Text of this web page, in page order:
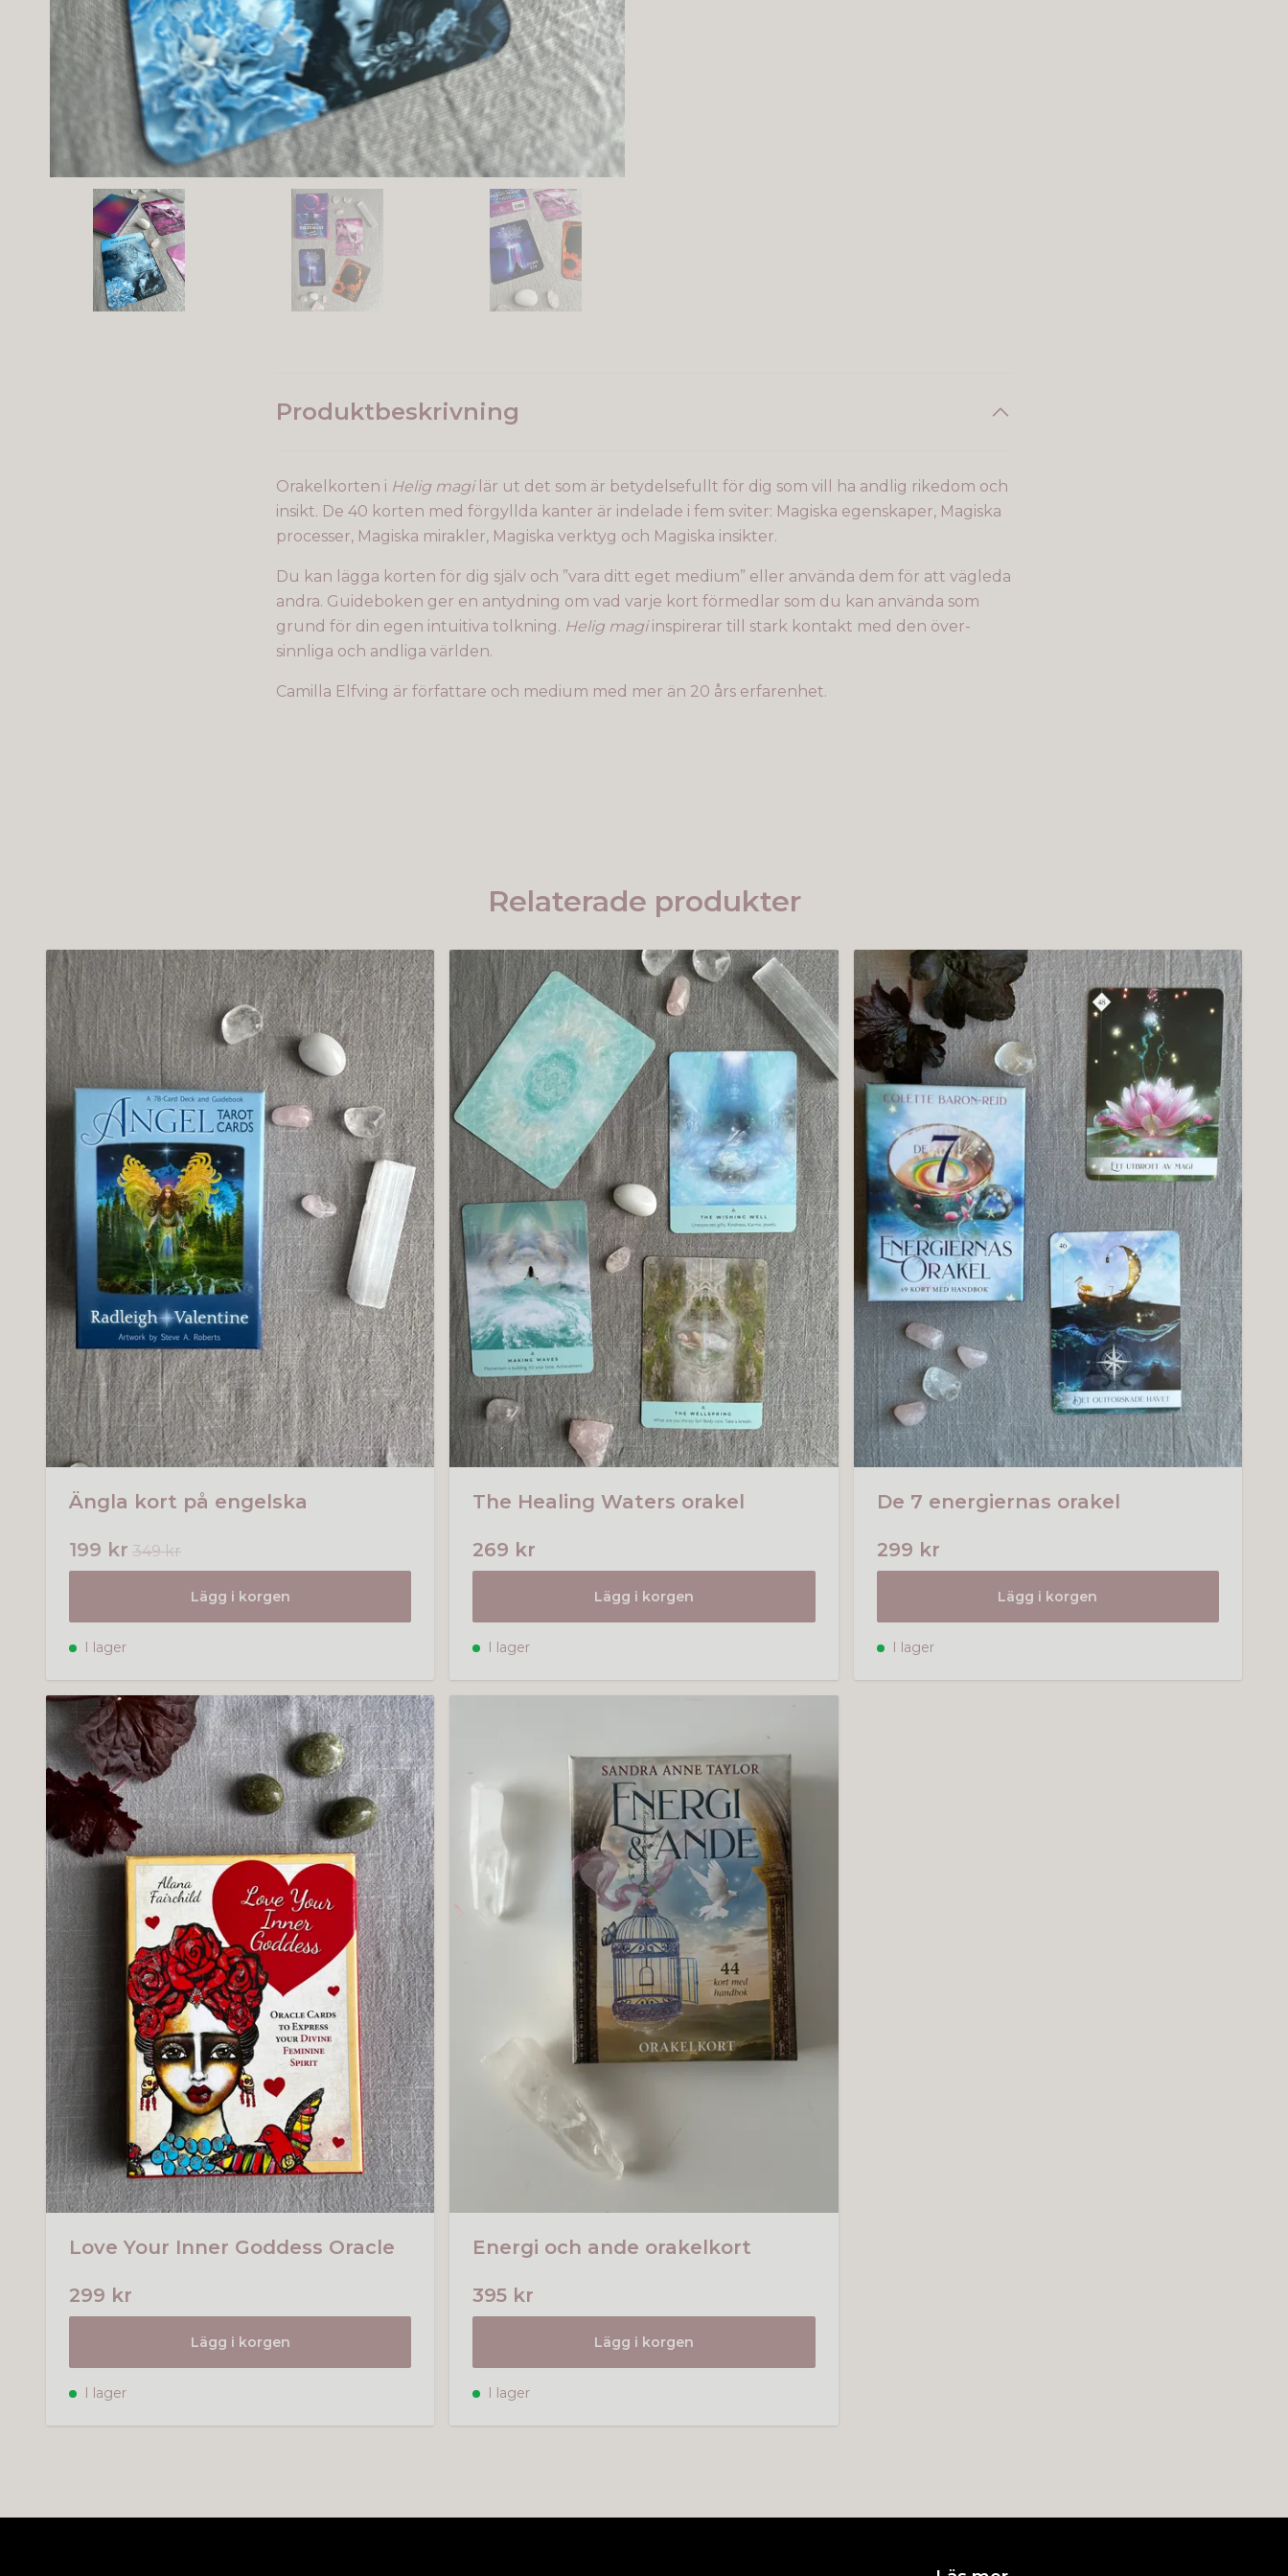
Produktbeskrivning
Orakelkorten i Helig magi lär ut det som är betydelsefullt för dig som vill ha andlig rikedom och
insikt. De 40 korten med förgyllda kanter är indelade i fem sviter: Magiska egenskaper, Magiska
processer, Magiska mirakler, Magiska verktyg och Magiska insikter.
Du kan lägga korten för dig själv och ”vara ditt eget medium” eller använda dem för att vägleda
andra. Guideboken ger en antydning om vad varje kort förmedlar som du kan använda som
grund för din egen intuitiva tolkning. Helig magi inspirerar till stark kontakt med den över­
sinnliga och andliga världen.
Camilla Elfving är författare och medium med mer än 20 års erfarenhet.
Relaterade produkter
Ängla kort på engelska
199 kr 349 kr
Lägg i korgen
I lager
The Healing Waters orakel
269 kr
Lägg i korgen
I lager
De 7 energiernas orakel
299 kr
Lägg i korgen
I lager
Love Your Inner Goddess Oracle
299 kr
Lägg i korgen
I lager
Energi och ande orakelkort
395 kr
Lägg i korgen
I lager